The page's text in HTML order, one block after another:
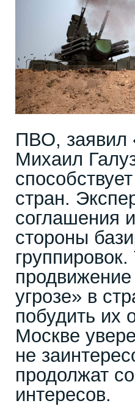
ПВО, заявил
Михаил
стран.
соглашения
стороны
угрозе» в
побудить их
Москве
не
продолжат
интересов.